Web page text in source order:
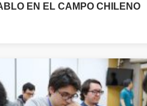
EN EL CAMPO CHILENO